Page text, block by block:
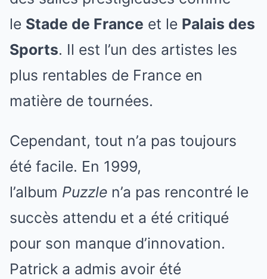
le Stade de France et le Palais des
Sports. Il est l’un des artistes les
plus rentables de France en
matière de tournées.
Cependant, tout n’a pas toujours
été facile. En 1999,
l’album Puzzle n’a pas rencontré le
succès attendu et a été critiqué
pour son manque d’innovation.
Patrick a admis avoir été